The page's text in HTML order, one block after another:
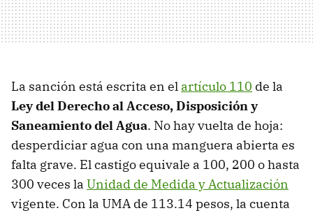
La sanción está escrita en el artículo 110 de la
Ley del Derecho al Acceso, Disposición y
Saneamiento del Agua. No hay vuelta de hoja:
desperdiciar agua con una manguera abierta es
falta grave. El castigo equivale a 100, 200 o hasta
300 veces la Unidad de Medida y Actualización
vigente. Con la UMA de 113.14 pesos, la cuenta